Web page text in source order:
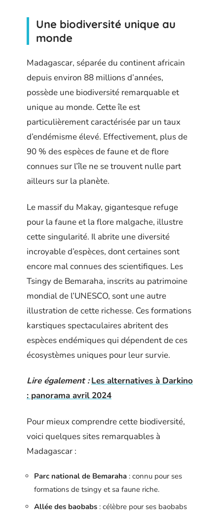
Une biodiversité unique au
monde
Madagascar, séparée du continent africain
depuis environ 88 millions d’années,
possède une biodiversité remarquable et
unique au monde. Cette île est
particulièrement caractérisée par un taux
d’endémisme élevé. Effectivement, plus de
90 % des espèces de faune et de flore
connues sur l’île ne se trouvent nulle part
ailleurs sur la planète.
Le massif du Makay, gigantesque refuge
pour la faune et la flore malgache, illustre
cette singularité. Il abrite une diversité
incroyable d’espèces, dont certaines sont
encore mal connues des scientifiques. Les
Tsingy de Bemaraha, inscrits au patrimoine
mondial de l’UNESCO, sont une autre
illustration de cette richesse. Ces formations
karstiques spectaculaires abritent des
espèces endémiques qui dépendent de ces
écosystèmes uniques pour leur survie.
Lire également : Les alternatives à Darkino
: panorama avril 2024
Pour mieux comprendre cette biodiversité,
voici quelques sites remarquables à
Madagascar :
Parc national de Bemaraha : connu pour ses
formations de tsingy et sa faune riche.
Allée des baobabs : célèbre pour ses baobabs